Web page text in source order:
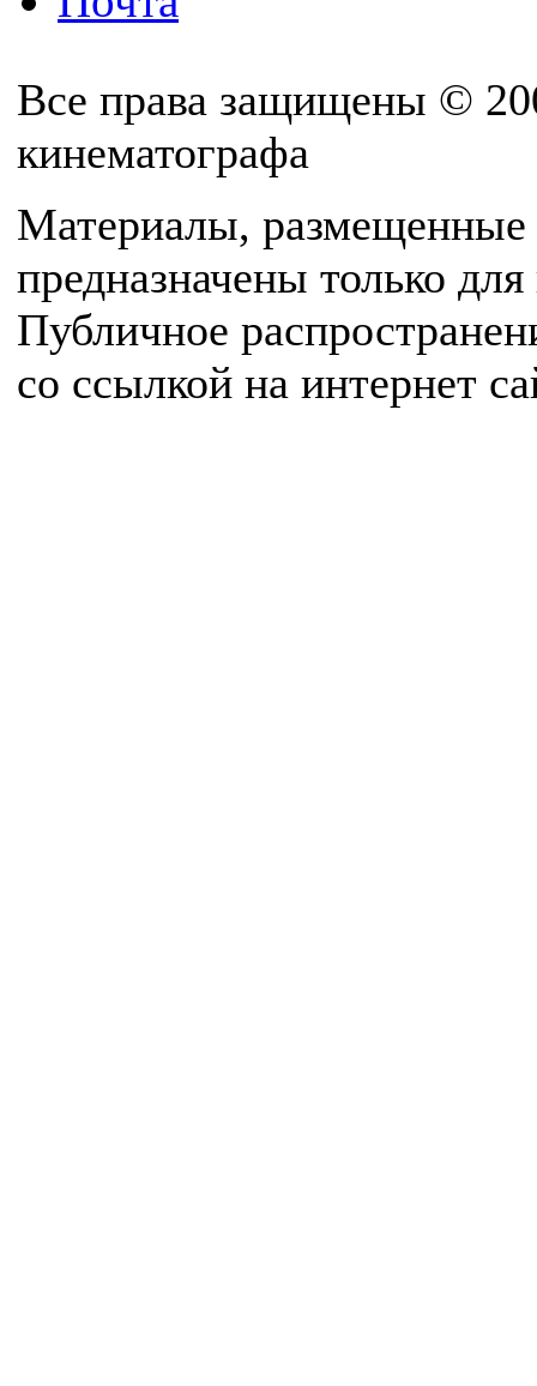
Все права защищены ©
кинематографа
Материалы, размещенные
предназначены только
Публичное
со ссылкой на интернет